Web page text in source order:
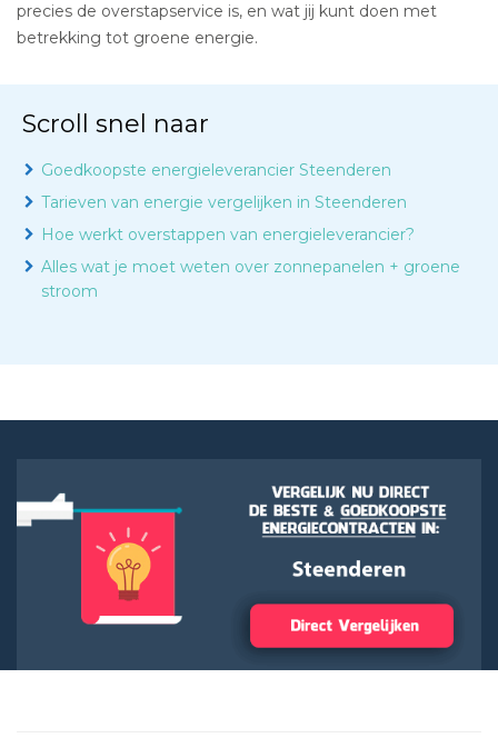
precies de overstapservice is, en wat jij kunt doen met
betrekking tot groene energie.
Scroll snel naar
Goedkoopste energieleverancier Steenderen
Tarieven van energie vergelijken in Steenderen
Hoe werkt overstappen van energieleverancier?
Alles wat je moet weten over zonnepanelen + groene
stroom